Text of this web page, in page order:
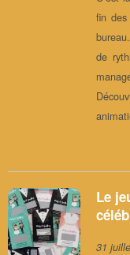
fin
de
Le
31